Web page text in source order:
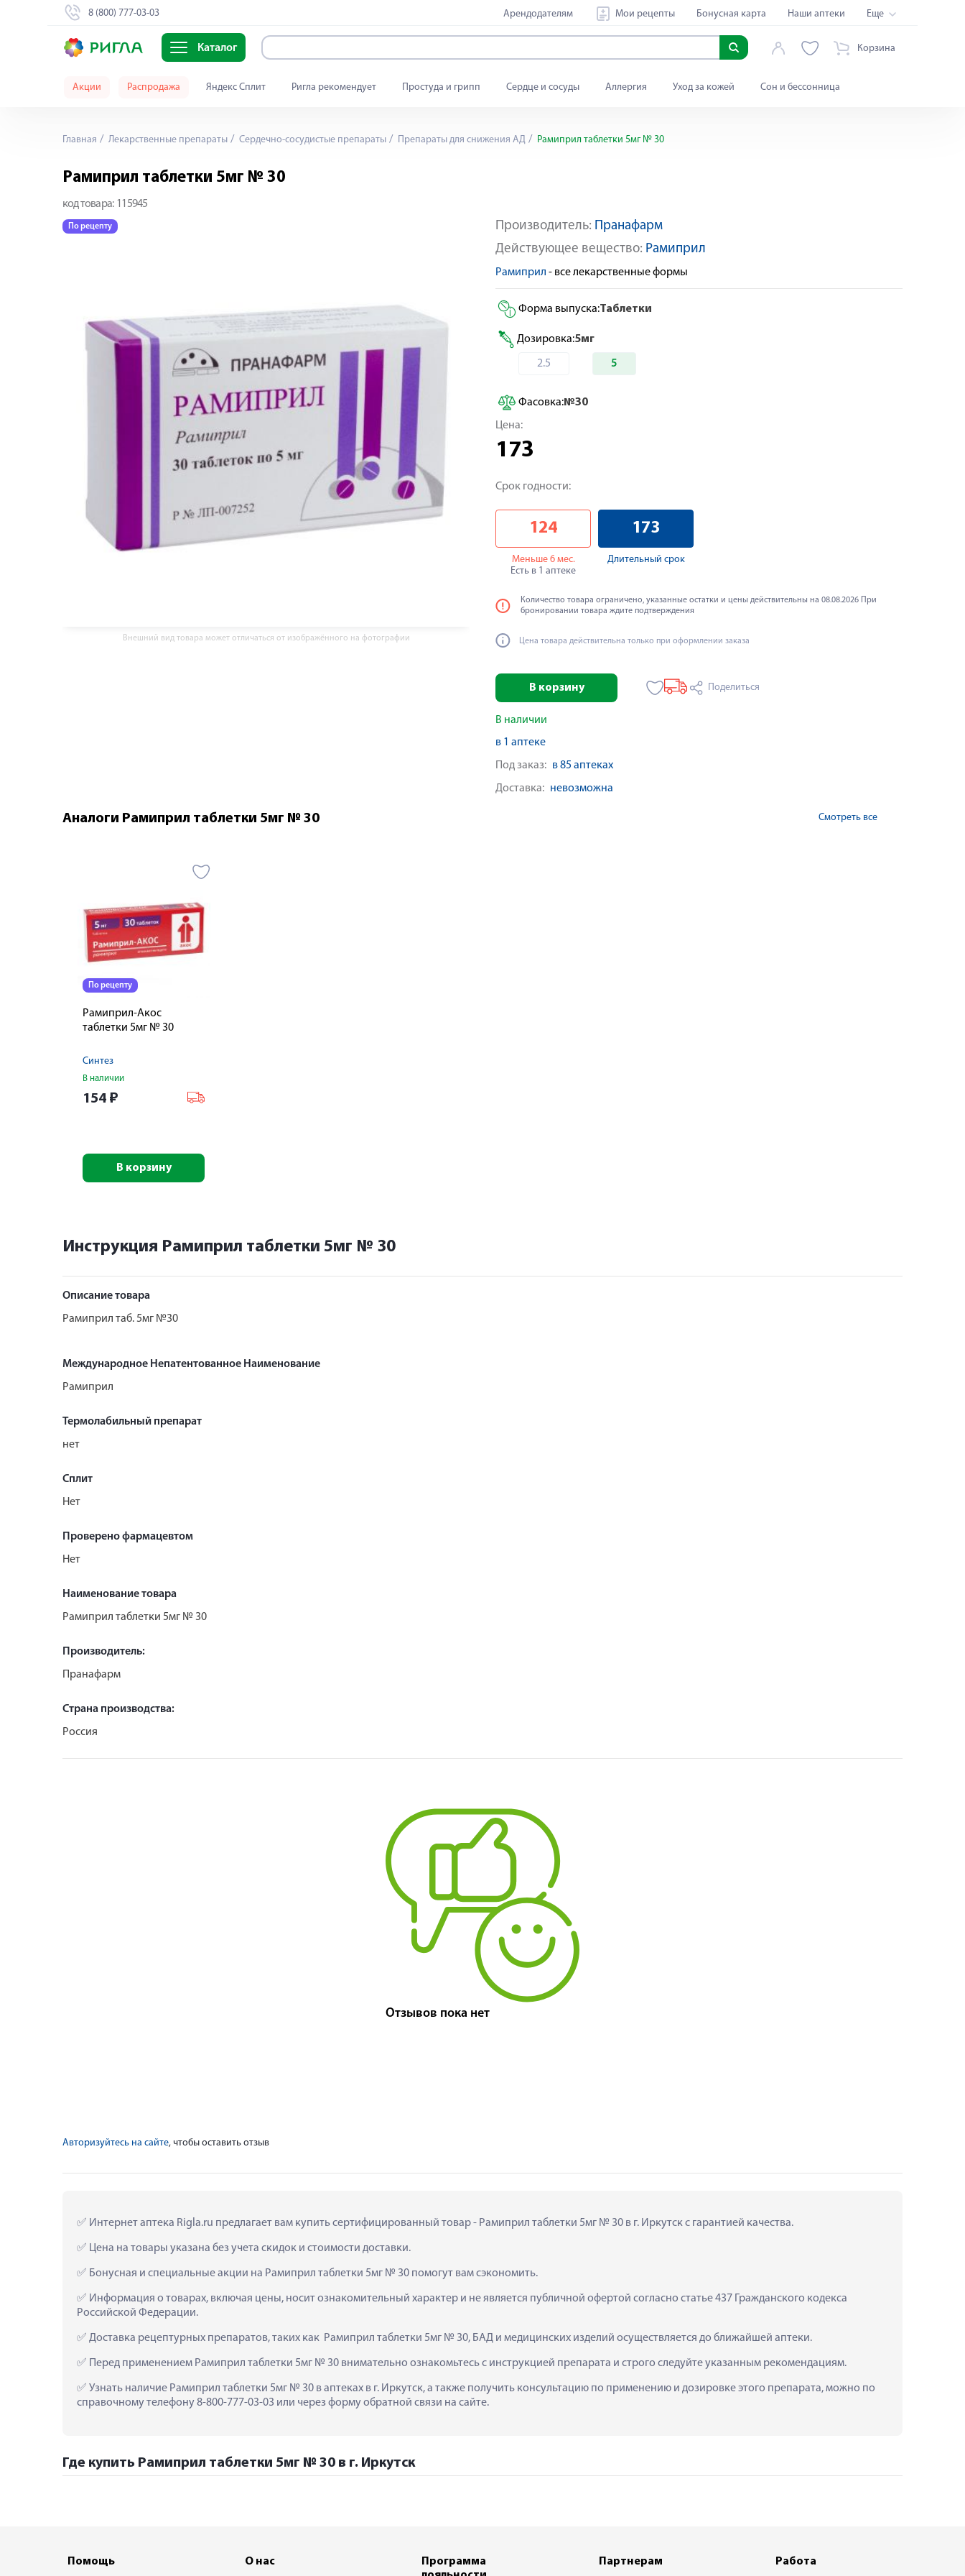
8 (800) 777-03-03 Арендодателям Мои рецепты Бонусная карта Наши аптеки Еще
Каталог Корзина
Акции Распродажа Яндекс Сплит Ригла рекомендует Простуда и грипп Сердце и сосуды Аллергия Уход за кожей Сон и бессонница
Главная Лекарственные препараты Сердечно-сосудистые препараты Препараты для снижения АД Рамиприл таблетки 5мг № 30
Рамиприл таблетки 5мг № 30
код товара: 115945
По рецепту
Внешний вид товара может отличаться от изображённого на фотографии
Производитель: Пранафарм
Действующее вещество: Рамиприл
Рамиприл - все лекарственные формы
Форма выпуска:Таблетки
Дозировка:5мг
2.5 5
Фасовка:№30
Цена:
173
Срок годности:
124
Меньше 6 мес.
Есть в 1 аптеке
173
Длительный срок
Количество товара ограничено, указанные остатки и цены действительны на 08.08.2026 При
бронировании товара ждите подтверждения
Цена товара действительна только при оформлении заказа
В корзину Поделиться
В наличии
в 1 аптеке
Под заказ: в 85 аптеках
Доставка: невозможна
Аналоги Рамиприл таблетки 5мг № 30 Смотреть все
По рецепту
Рамиприл-Акос
таблетки 5мг № 30
Синтез
В наличии
154 ₽
В корзину
Инструкция Рамиприл таблетки 5мг № 30
Описание товара
Рамиприл таб. 5мг №30
Международное Непатентованное Наименование
Рамиприл
Термолабильный препарат
нет
Сплит
Нет
Проверено фармацевтом
Нет
Наименование товара
Рамиприл таблетки 5мг № 30
Производитель:
Пранафарм
Страна производства:
Россия
Отзывов пока нет
Авторизуйтесь на сайте, чтобы оставить отзыв
Интернет аптека Rigla.ru предлагает вам купить сертифицированный товар - Рамиприл таблетки 5мг № 30 в г. Иркутск с гарантией качества.
Цена на товары указана без учета скидок и стоимости доставки.
Бонусная и специальные акции на Рамиприл таблетки 5мг № 30 помогут вам сэкономить.
Информация о товарах, включая цены, носит ознакомительный характер и не является публичной офертой согласно статье 437 Гражданского кодекса
Российской Федерации.
Доставка рецептурных препаратов, таких как  Рамиприл таблетки 5мг № 30, БАД и медицинских изделий осуществляется до ближайшей аптеки.
Перед применением Рамиприл таблетки 5мг № 30 внимательно ознакомьтесь с инструкцией препарата и строго следуйте указанным рекомендациям.
Узнать наличие Рамиприл таблетки 5мг № 30 в аптеках в г. Иркутск, а также получить консультацию по применению и дозировке этого препарата, можно по
справочному телефону 8-800-777-03-03 или через форму обратной связи на сайте.
Где купить Рамиприл таблетки 5мг № 30 в г. Иркутск
Помощь
О нас
Программа
Партнерам
Работа